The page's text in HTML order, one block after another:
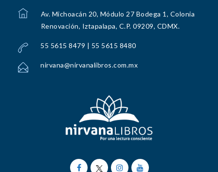
Av. Michoacán 20, Módulo 27 Bodega 1, Colonia
Renovación, Iztapalapa, C.P. 09209, CDMX.
55 5615 8479 | 55 5615 8480
nirvana@nirvanalibros.com.mx